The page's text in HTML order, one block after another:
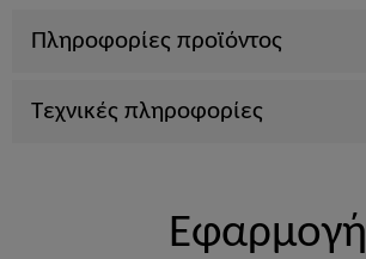
Πληροφορίες προϊόντος
Τεχνικές πληροφορίες
Εφαρμογή